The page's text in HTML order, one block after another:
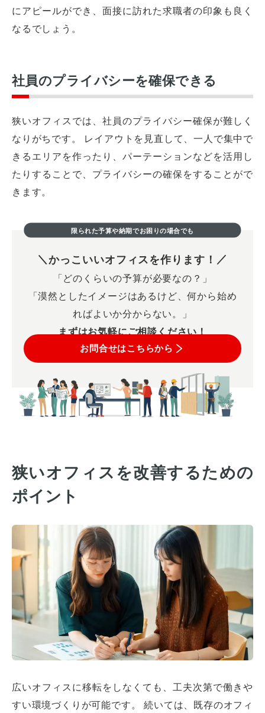
にアピールができ、面接に訪れた求職者の印象も良く
なるでしょう。
社員のプライバシーを確保できる
狭いオフィスでは、社員のプライバシー確保が難しく
なりがちです。 レイアウトを見直して、一人で集中で
きるエリアを作ったり、パーテーションなどを活用し
たりすることで、プライバシーの確保をすることがで
きます。
限られた予算や納期でお困りの場合でも
かっこいいオフィスを作ります！
「どのくらいの予算が必要なの？」
「漠然としたイメージはあるけど、何から始め
ればよいか分からない。」
まずはお気軽にご相談ください！
お問合せはこちらから
狭いオフィスを改善するための
ポイント
広いオフィスに移転をしなくても、工夫次第で働きや
すい環境づくりが可能です。 続いては、既存のオフィ